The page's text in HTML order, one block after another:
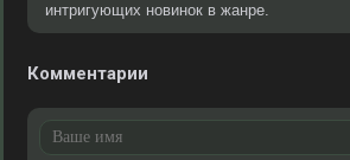
интригующих новинок в жанре.
Комментарии